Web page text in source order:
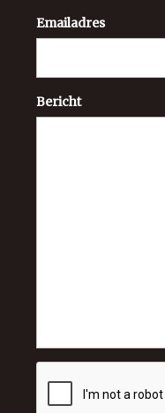
Emailadres
Bericht